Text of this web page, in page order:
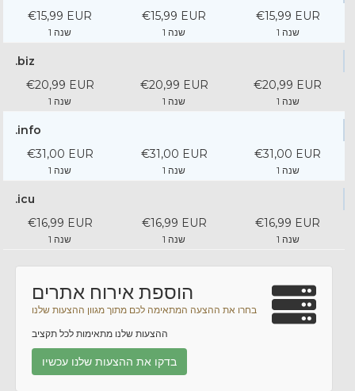
€15,99 EUR
1 שנה
€15,99 EUR
1 שנה
€15,99 EUR
1 שנה
.biz
€20,99 EUR
1 שנה
€20,99 EUR
1 שנה
€20,99 EUR
1 שנה
.info
€31,00 EUR
1 שנה
€31,00 EUR
1 שנה
€31,00 EUR
1 שנה
.icu
€16,99 EUR
1 שנה
€16,99 EUR
1 שנה
€16,99 EUR
1 שנה
הוספת אירוח אתרים
בחרו את ההצעה המתאימה לכם מתוך מגוון ההצעות שלנו
ההצעות שלנו מתאימות לכל תקציב
בדקו את ההצעות שלנו עכשיו